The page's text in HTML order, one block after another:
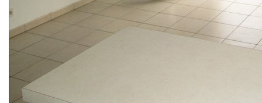
SETE - LYCEE CHARLES DE GAULLE - DANS
RESIDENCE -CONFORTABLE 2 PIECES EN DERNIER
ETAGE - SH 40 M² - SEJOUR/CUISINE US - TERRASSE
- PARKING SOUS-SOL.
Nos honoraires
Diagnostics énergétiques